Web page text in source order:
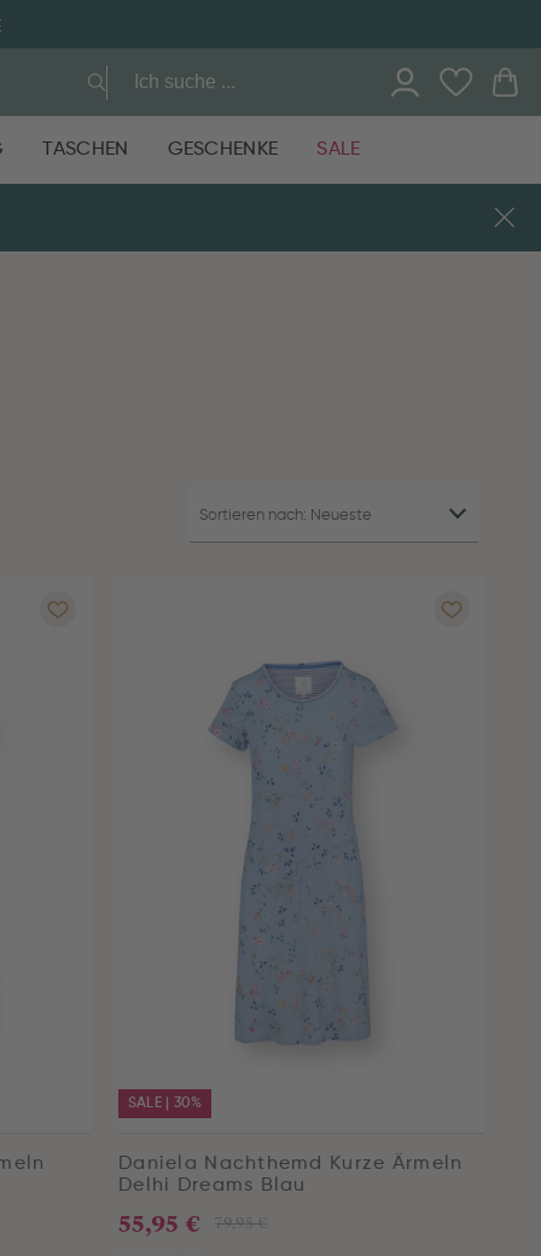
TASCHEN GESCHENKE SALE
SALE | 30%
Daniela Nachthemd Kurze Ärmeln
Delhi Dreams Blau
79,95 €
55,95 €